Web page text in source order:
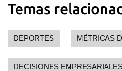
Temas
DEPORTES MÉTRICAS
DECISIONES EMPRESARIALES